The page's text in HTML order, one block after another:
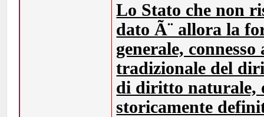
Lo Stato che non
dato Ã¨ allora la
generale,
tradizionale del
di diritto naturale,
storicamente